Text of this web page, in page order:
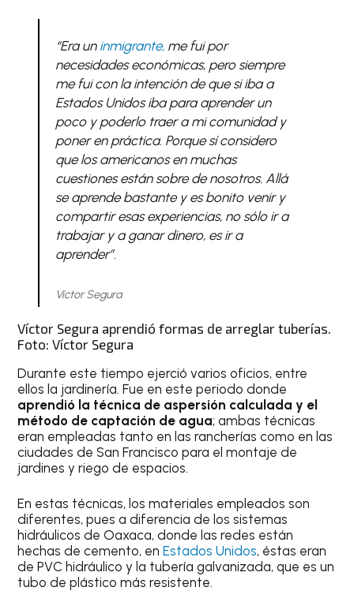
“Era un inmigrante, me fui por
necesidades económicas, pero siempre
me fui con la intención de que si iba a
Estados Unidos iba para aprender un
poco y poderlo traer a mi comunidad y
poner en práctica. Porque sí considero
que los americanos en muchas
cuestiones están sobre de nosotros. Allá
se aprende bastante y es bonito venir y
compartir esas experiencias, no sólo ir a
trabajar y a ganar dinero, es ir a
aprender”.
Víctor Segura
Víctor Segura aprendió formas de arreglar tuberías.
Foto: Víctor Segura
Durante este tiempo ejerció varios oficios, entre
ellos la jardinería. Fue en este periodo donde
aprendió la técnica de aspersión calculada y el
método de captación de agua; ambas técnicas
eran empleadas tanto en las rancherías como en las
ciudades de San Francisco para el montaje de
jardines y riego de espacios.
En estas técnicas, los materiales empleados son
diferentes, pues a diferencia de los sistemas
hidráulicos de Oaxaca, donde las redes están
hechas de cemento, enEstados Unidos, éstas eran
de PVC hidráulico y la tubería galvanizada, que es un
tubo de plástico más resistente.